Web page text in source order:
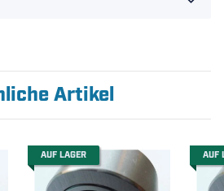
Artikel
AUF LAGER AUF